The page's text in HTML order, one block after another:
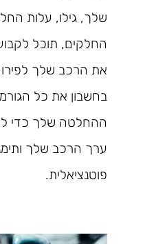
שלך, גילו, עלות
החלקים, תוכל
את הרכב שלך
בחשבון את כל
ההחלטה שלך כדי
ערך הרכב שלך
פוטנציאלית.